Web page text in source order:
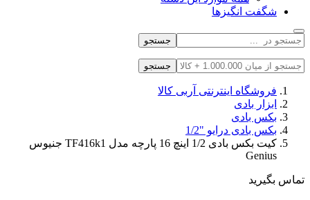
شگفت انگیزها
جستجو
جستجو
فروشگاه اینترنتی آربی کالا
ابزار بادی
بکس بادی
بکس بادی درایو "1/2
کیت بکس بادی 1/2 اینچ 16 پارچه مدل TF416k1 جنیوس
Genius
تماس بگیرید